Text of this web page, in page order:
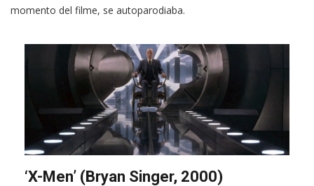
momento del filme, se autoparodiaba.
‘X-Men’ (Bryan Singer, 2000)